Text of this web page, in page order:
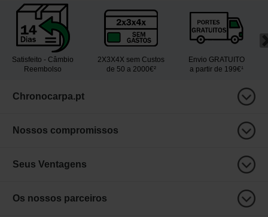
Satisfeito - Câmbio
Reembolso
2X3X4X sem Custos
de 50 a 2000€²
Envio GRATUITO
a partir de 199€¹
Chronocarpa.pt
Nossos compromissos
Seus Ventagens
Os nossos parceiros